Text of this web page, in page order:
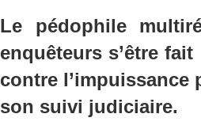
Le pédophile
enquêteurs s’être
contre l’impuissance
son suivi judiciaire.